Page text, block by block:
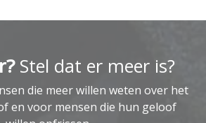
Stel dat er meer is?
die meer willen weten over het
en voor mensen die hun geloof